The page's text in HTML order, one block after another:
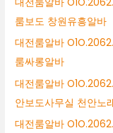
룸보도 창원유흥알바
대전룸알바
룸싸롱알바
대전룸알바
안보도사무실 천안노
대전룸알바